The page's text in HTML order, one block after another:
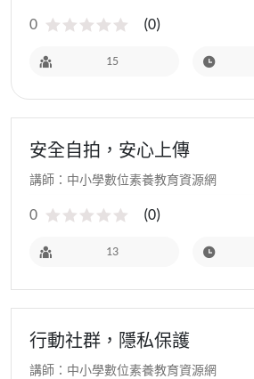
0 (0)
15
安全自拍，安心上傳
講師：中小學數位素養教育資源網
0 (0)
13
行動社群，隱私保護
講師：中小學數位素養教育資源網